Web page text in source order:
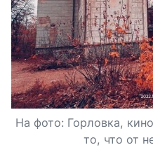
На фото: Горловка,
то, что от